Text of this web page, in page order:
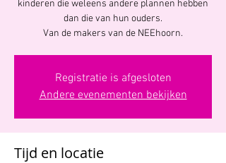
kinderen die weleens andere plannen hebben
dan die van hun ouders.
Van de makers van de NEEhoorn.
Registratie is afgesloten
Andere evenementen bekijken
Tijd en locatie